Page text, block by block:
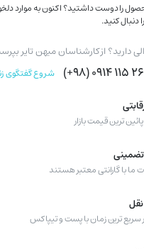
را دوست داشتید؟ اکنون به موارد
کنید.
دارید؟ از کارشناسان میهن تایر
(۹۸+) شروع گفتگوی
ترین قیمت بازار
ما با گارانتی معتبر هستند
سریع ترین زمان با پست و تیپاکس